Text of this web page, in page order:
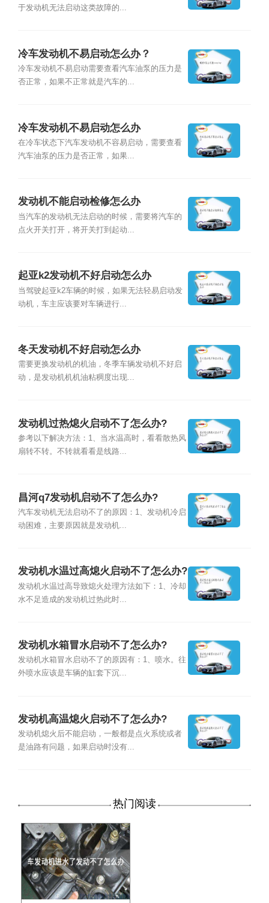
于发动机无法启动这类故障的...
冷车发动机不易启动怎么办？
冷车发动机不易启动需要查看汽车油泵的压力是
否正常，如果不正常就是汽车的...
冷车发动机不易启动怎么办
在冷车状态下汽车发动机不容易启动，需要查看
汽车油泵的压力是否正常，如果...
发动机不能启动检修怎么办
当汽车的发动机无法启动的时候，需要将汽车的
点火开关打开，将开关打到起动...
起亚k2发动机不好启动怎么办
当驾驶起亚k2车辆的时候，如果无法轻易启动发
动机，车主应该要对车辆进行...
冬天发动机不好启动怎么办
需要更换发动机的机油，冬季车辆发动机不好启
动，是发动机机机油粘稠度出现...
发动机过热熄火启动不了怎么办?
参考以下解决方法：1、当水温高时，看看散热风
扇转不转。不转就看看是线路...
昌河q7发动机启动不了怎么办?
汽车发动机无法启动不了的原因：1、发动机冷启
动困难，主要原因就是发动机...
发动机水温过高熄火启动不了怎么办?
发动机水温过高导致熄火处理方法如下：1、冷却
水不足造成的发动机过热此时...
发动机水箱冒水启动不了怎么办?
发动机水箱冒水启动不了的原因有：1、喷水。往
外喷水应该是车辆的缸套下沉...
发动机高温熄火启动不了怎么办?
发动机熄火后不能启动，一般都是点火系统或者
是油路有问题，如果启动时没有...
热门阅读